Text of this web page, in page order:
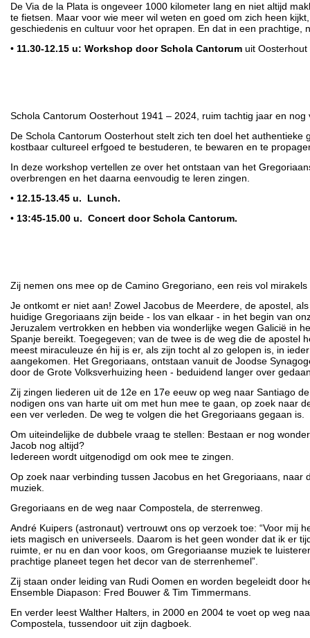
De Via de la Plata is ongeveer 1000 kilometer lang en niet altijd
te fietsen. Maar voor wie meer wil weten en goed om zich heen
geschiedenis en cultuur voor het oprapen. En dat in een prachtige,
• 11.30-12.15 u: Workshop door Schola Cantorum uit Oosterhout
Schola Cantorum Oosterhout 1941 – 2024, ruim tachtig jaar en nog
De Schola Cantorum Oosterhout stelt zich ten doel het authentieke
kostbaar cultureel erfgoed te bestuderen, te bewaren en te
In deze workshop vertellen ze over het ontstaan van het
overbrengen en het daarna eenvoudig te leren zingen.
• 12.15-13.45 u.
Lunch.
• 13:45-15.00 u. Concert door Schola Cantorum.
Zij nemen ons mee op de Camino Gregoriano, een reis vol mirakels
Je ontkomt er niet aan! Zowel Jacobus de Meerdere, de apostel,
huidige Gregoriaans zijn beide - los van elkaar - in het begin van
Jeruzalem vertrokken en hebben via wonderlijke wegen Galicië in
Spanje bereikt. Toegegeven; van de twee is de weg die de apostel
meest miraculeuze én hij is er, als zijn tocht al zo gelopen is, in
aangekomen. Het Gregoriaans, ontstaan vanuit de Joodse
door de Grote Volksverhuizing heen - beduidend langer over
Zij zingen liederen uit de 12e en 17e eeuw op weg naar Santiago
nodigen ons van harte uit om met hun mee te gaan, op zoek naar
een ver verleden. De weg te volgen die het Gregoriaans gegaan is.
Om uiteindelijke de dubbele vraag te stellen: Bestaan er nog
Jacob nog altijd?
Iedereen wordt uitgenodigd om ook mee te zingen.
Op zoek naar verbinding tussen Jacobus en het Gregoriaans, naar
muziek.
Gregoriaans en de weg naar Compostela, de sterrenweg.
André Kuipers (astronaut) vertrouwt ons op verzoek toe: “Voor mij
iets magisch en universeels. Daarom is het geen wonder dat ik er
ruimte, er nu en dan voor koos, om Gregoriaanse muziek te
prachtige planeet tegen het decor van de sterrenhemel”.
Zij staan onder leiding van Rudi Oomen en worden begeleidt door
Ensemble Diapason: Fred Bouwer & Tim Timmermans.
En verder leest Walther Halters, in 2000 en 2004 te voet op weg
Compostela, tussendoor uit zijn dagboek.